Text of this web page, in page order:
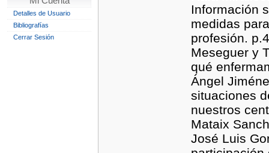
Detalles de Usuario
Bibliografías
Cerrar Sesión
Información
medidas
profesión.
Meseguer y
qué
Ángel
situaciones
nuestros
Mataix
José Luis